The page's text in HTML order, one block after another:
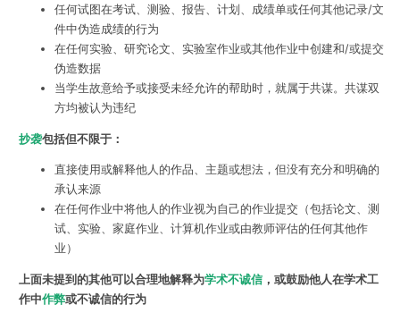
任何试图在考试、测验、报告、计划、成绩单或任何其他记录/文
件中伪造成绩的行为
在任何实验、研究论文、实验室作业或其他作业中创建和/或提交
伪造数据
当学生故意给予或接受未经允许的帮助时，就属于共谋。共谋双
方均被认为违纪
抄袭包括但不限于：
直接使用或解释他人的作品、主题或想法，但没有充分和明确的
承认来源
在任何作业中将他人的作业视为自己的作业提交（包括论文、测
试、实验、家庭作业、计算机作业或由教师评估的任何其他作
业）
上面未提到的其他可以合理地解释为学术不诚信，或鼓励他人在学术工
作中作弊或不诚信的行为